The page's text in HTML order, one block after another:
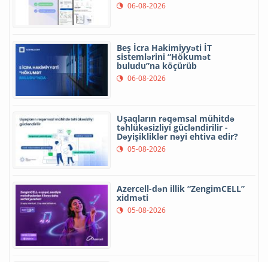
06-08-2026
Beş İcra Hakimiyyəti İT
sistemlərini “Hökumət
buludu”na köçürüb
06-08-2026
Uşaqların rəqəmsal mühitdə
təhlükəsizliyi gücləndirilir -
Dəyişikliklər nəyi ehtiva edir?
05-08-2026
Azercell-dən illik “ZengimCELL”
xidməti
05-08-2026